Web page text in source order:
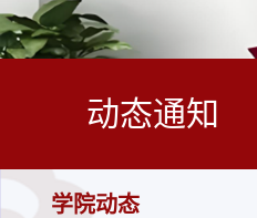
动态通知
学院动态